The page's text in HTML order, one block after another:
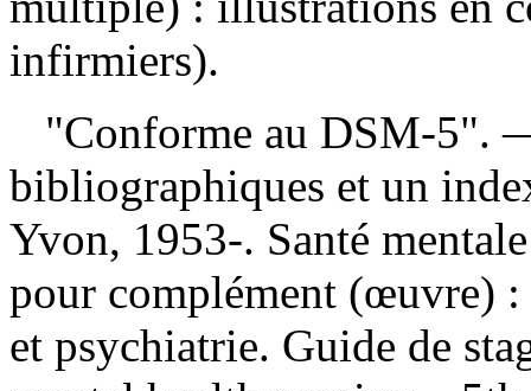
infirmiers).
"Conforme au DSM-5".
bibliographiques et un
Yvon, 1953-. Santé
pour complément (œuvre) :
et psychiatrie. Guide de